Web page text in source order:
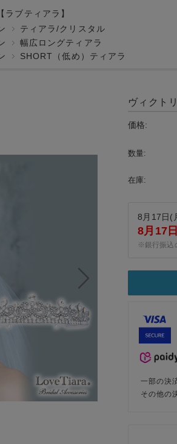
ブティアラ】
ティアラ/クリスタル
幅広ロングティアラ
SHORT（低め）ティアラ
ヴィクト
価格:
数量:
在庫:
8月17日(
8月17
※銀行振込
一部の決
その他の